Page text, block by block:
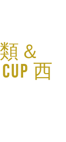
＆
CUP 西